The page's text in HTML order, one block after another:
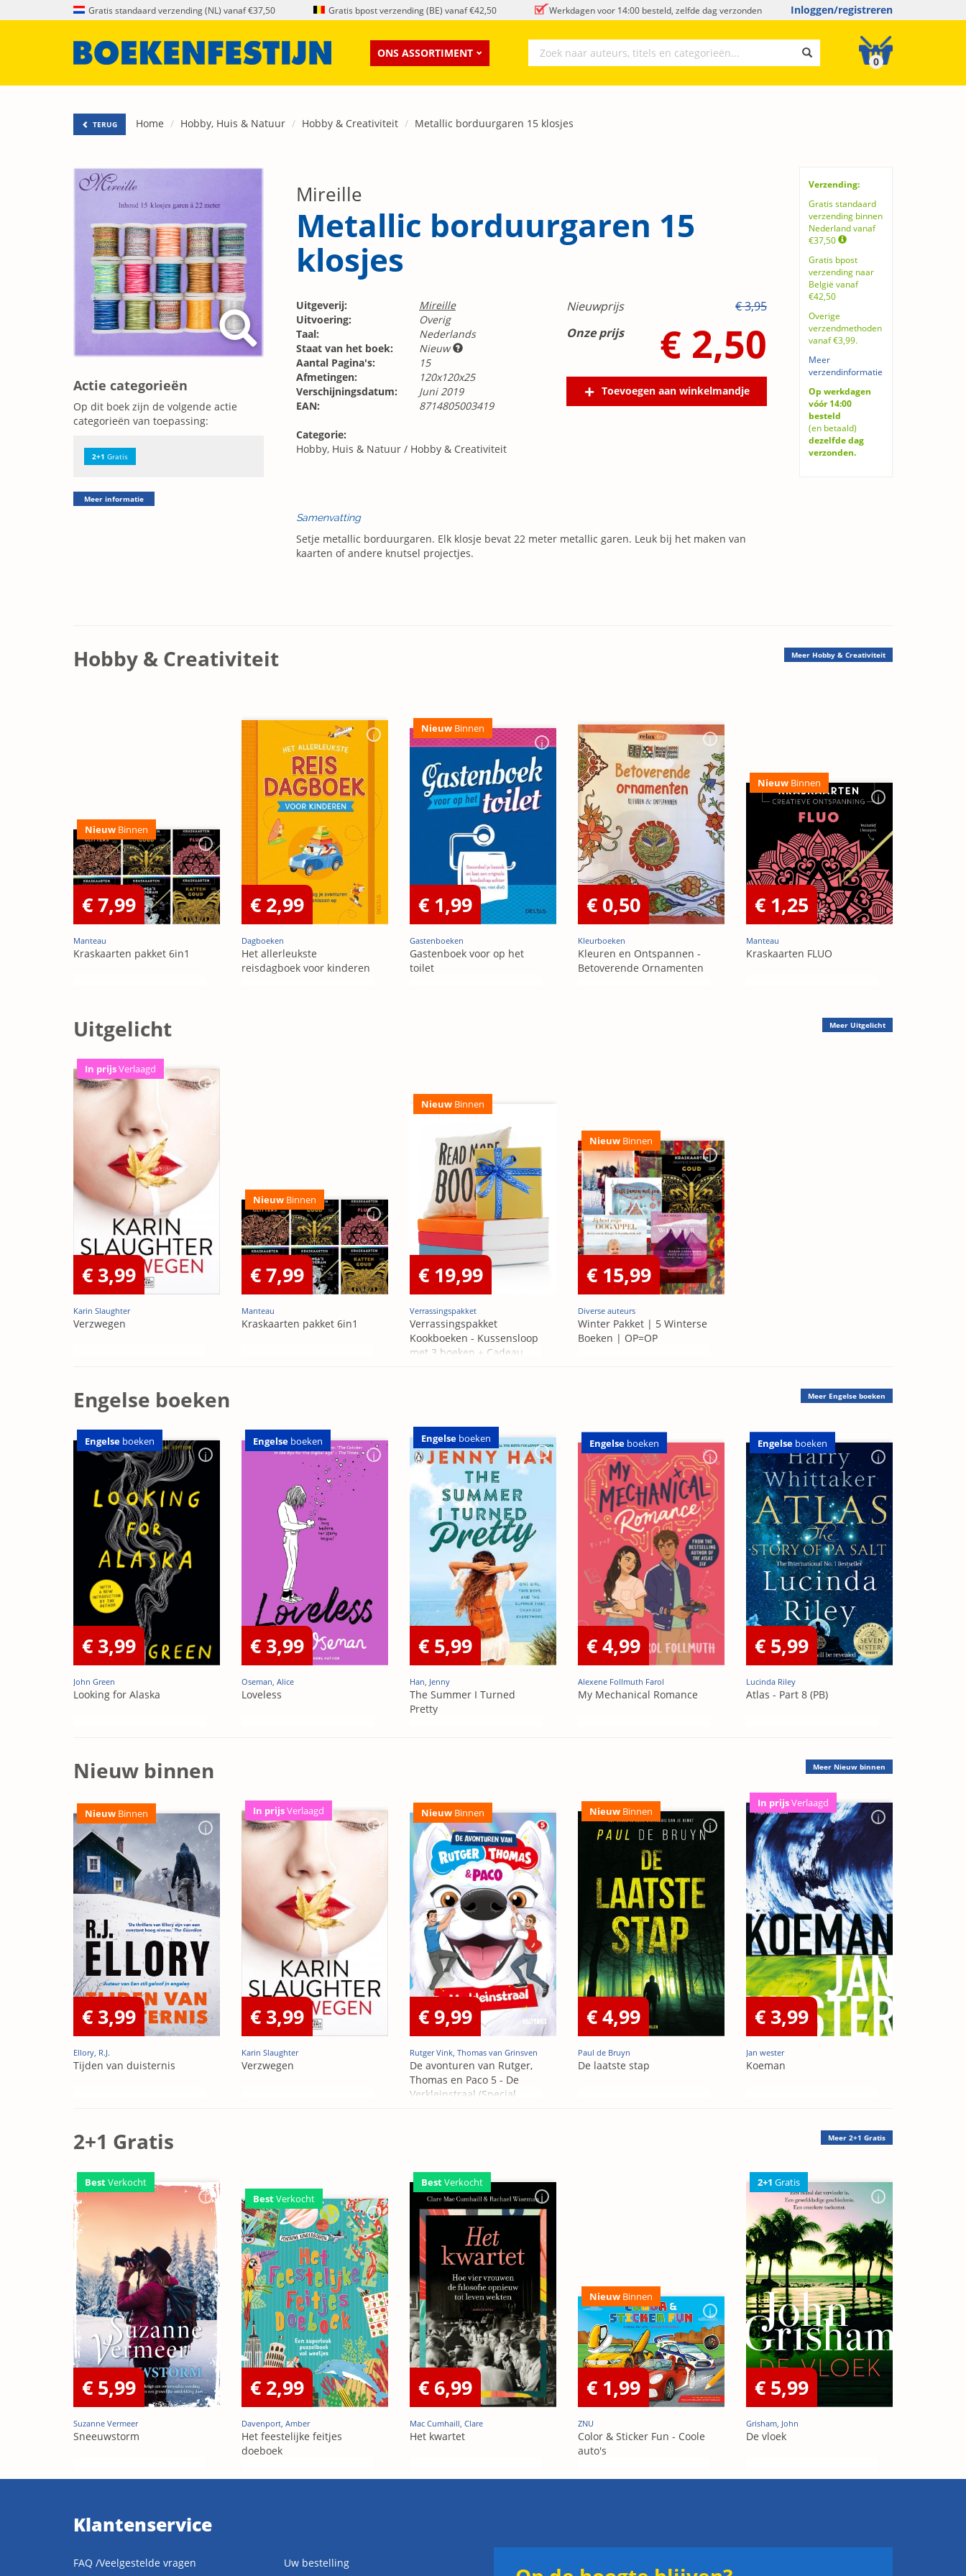
Gratis standaard verzending (NL) vanaf €37,50 Gratis bpost verzending (BE) vanaf €42,50 Werkdagen voor 14:00 besteld, zelfde dag verzonden Inloggen/registreren
ONS ASSORTIMENT
0
TERUG Home Hobby, Huis & Natuur Hobby & Creativiteit Metallic borduurgaren 15 klosjes
Actie categorieën
Op dit boek zijn de volgende actie
categorieën van toepassing:
2+1 Gratis
Meer informatie
Verzending:
Gratis standaard
verzending binnen
Nederland vanaf
€37,50
Gratis bpost
verzending naar
België vanaf
€42,50
Overige
verzendmethoden
vanaf €3,99.
Meer
verzendinformatie
Op werkdagen
vóór 14:00
besteld
(en betaald)
dezelfde dag
verzonden.
Mireille
Metallic borduurgaren 15
klosjes
Uitgeverij:
Mireille
Uitvoering:
Overig
Taal:
Nederlands
Staat van het boek:
Nieuw
Aantal Pagina's:
15
Afmetingen:
120x120x25
Verschijningsdatum:
Juni 2019
EAN:
8714805003419
Nieuwprijs
€ 3,95
Onze prijs
€ 2,50
Toevoegen aan winkelmandje
Categorie:
Hobby, Huis & Natuur / Hobby & Creativiteit
Samenvatting
Setje metallic borduurgaren. Elk klosje bevat 22 meter metallic garen. Leuk bij het maken van
kaarten of andere knutsel projectjes.
Hobby & Creativiteit Meer Hobby & Creativiteit
Nieuw Binnen
€ 7,99
Manteau
Kraskaarten pakket 6in1
€ 2,99
Dagboeken
Het allerleukste
reisdagboek voor kinderen
Nieuw Binnen
€ 1,99
Gastenboeken
Gastenboek voor op het
toilet
€ 0,50
Kleurboeken
Kleuren en Ontspannen -
Betoverende Ornamenten
Nieuw Binnen
€ 1,25
Manteau
Kraskaarten FLUO
Uitgelicht Meer Uitgelicht
In prijsVerlaagd
€ 3,99
Karin Slaughter
Verzwegen
Nieuw Binnen
€ 7,99
Manteau
Kraskaarten pakket 6in1
Nieuw Binnen
€ 19,99
Verrassingspakket
Verrassingspakket
Kookboeken - Kussensloop
met 3 boeken + Cadeau
Nieuw Binnen
€ 15,99
Diverse auteurs
Winter Pakket | 5 Winterse
Boeken | OP=OP
Engelse boeken Meer Engelse boeken
Engelse boeken
€ 3,99
John Green
Looking for Alaska
Engelse boeken
€ 3,99
Oseman, Alice
Loveless
Engelse boeken
€ 5,99
Han, Jenny
The Summer I Turned
Pretty
Engelse boeken
€ 4,99
Alexene Follmuth Farol
My Mechanical Romance
Engelse boeken
€ 5,99
Lucinda Riley
Atlas - Part 8 (PB)
Nieuw binnen Meer Nieuw binnen
Nieuw Binnen
€ 3,99
Ellory, R.J.
Tijden van duisternis
In prijsVerlaagd
€ 3,99
Karin Slaughter
Verzwegen
Nieuw Binnen
€ 9,99
Rutger Vink, Thomas van Grinsven
De avonturen van Rutger,
Thomas en Paco 5 - De
Verkleinstraal (Special
Nieuw Binnen
€ 4,99
Paul de Bruyn
De laatste stap
In prijsVerlaagd
€ 3,99
Jan wester
Koeman
2+1 Gratis Meer 2+1 Gratis
BestVerkocht
€ 5,99
Suzanne Vermeer
Sneeuwstorm
BestVerkocht
€ 2,99
Davenport, Amber
Het feestelijke feitjes
doeboek
BestVerkocht
€ 6,99
Mac Cumhaill, Clare
Het kwartet
Nieuw Binnen
€ 1,99
ZNU
Color & Sticker Fun - Coole
auto's
2+1 Gratis
€ 5,99
Grisham, John
De vloek
Klantenservice
FAQ /Veelgestelde vragen Uw bestelling